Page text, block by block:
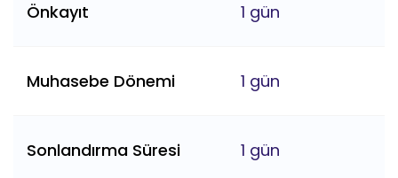
Önkayıt 1 gün
Muhasebe Dönemi 1 gün
Sonlandırma Süresi 1 gün